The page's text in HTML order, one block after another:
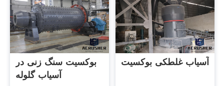
بوکسیت سنگ زنی در
آسیاب گلوله
آسیاب غلطکی بوکسیت